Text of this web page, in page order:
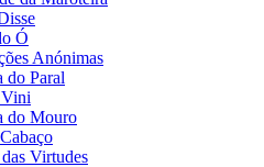
Ó
Anónimas
do Paral
do Mouro
Virtudes